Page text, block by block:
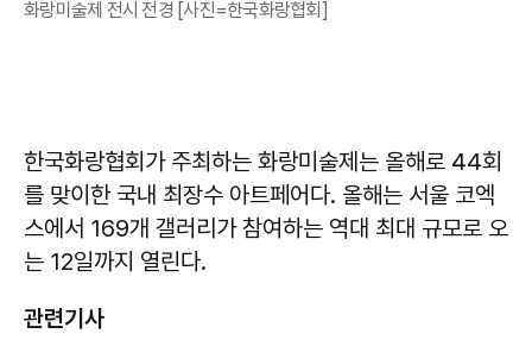
화랑미술제 전시 전경 [사진=한국화랑협회]
한국화랑협회가 주최하는 화랑미술제는 올해로 44회
를 맞이한 국내 최장수 아트페어다. 올해는 서울 코엑
스에서 169개 갤러리가 참여하는 역대 최대 규모로 오
는 12일까지 열린다.
관련기사